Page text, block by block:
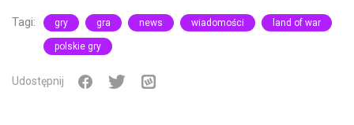
Tagi: gry gra news wiadomości land of war
polskie gry
Udostępnij